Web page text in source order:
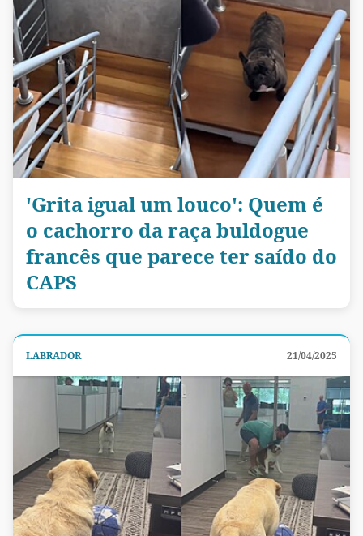
'Grita igual um louco': Quem é
o cachorro da raça buldogue
francês que parece ter saído do
CAPS
LABRADOR 21/04/2025